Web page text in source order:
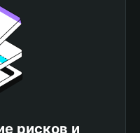
рисков и